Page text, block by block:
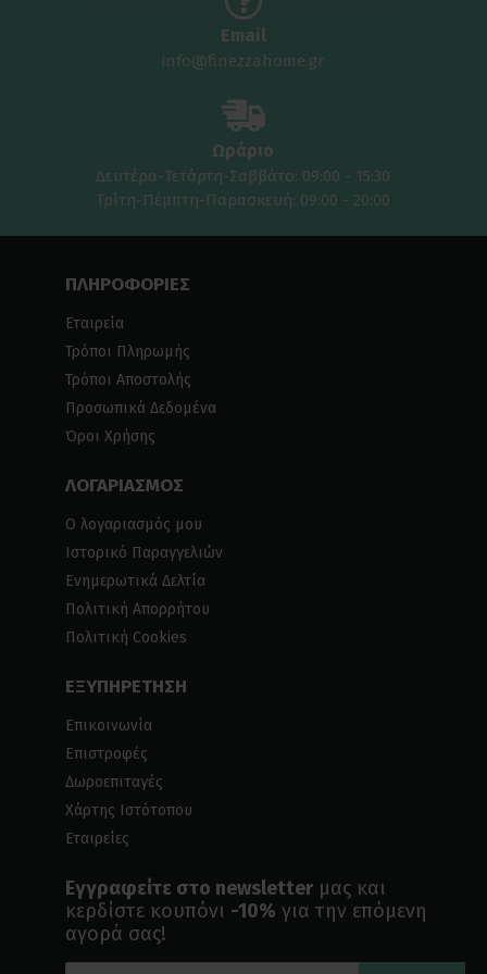
Email
info@finezzahome.gr
Ωράριο
Δευτέρα-Τετάρτη-Σαββάτο: 09:00 - 15:30
Τρίτη-Πέμπτη-Παρασκευή: 09:00 - 20:00
ΠΛΗΡΟΦΟΡΙΕΣ
Εταιρεία
Τρόποι Πληρωμής
Τρόποι Αποστολής
Προσωπικά Δεδομένα
Όροι Χρήσης
ΛΟΓΑΡΙΑΣΜΟΣ
Ο λογαριασμός μου
Ιστορικό Παραγγελιών
Ενημερωτικά Δελτία
Πολιτική Απορρήτου
Πολιτική Cookies
ΕΞΥΠΗΡΕΤΗΣΗ
Επικοινωνία
Επιστροφές
Δωροεπιταγές
Χάρτης Ιστότοπου
Εταιρείες
Εγγραφείτε στο newsletter μας και
κερδίστε κουπόνι -10% για την επόμενη
αγορά σας!